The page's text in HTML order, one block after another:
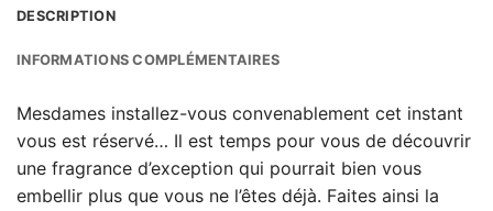
DESCRIPTION
INFORMATIONS COMPLÉMENTAIRES
Mesdames installez-vous convenablement cet instant
vous est réservé… Il est temps pour vous de découvrir
une fragrance d’exception qui pourrait bien vous
embellir plus que vous ne l’êtes déjà. Faites ainsi la